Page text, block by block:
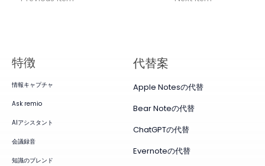
特徴
情報キャプチャ
Ask remio
AIアシスタント
会議録音
知識のブレンド
代替案
Apple Notesの代替
Bear Noteの代替
ChatGPTの代替
Evernoteの代替